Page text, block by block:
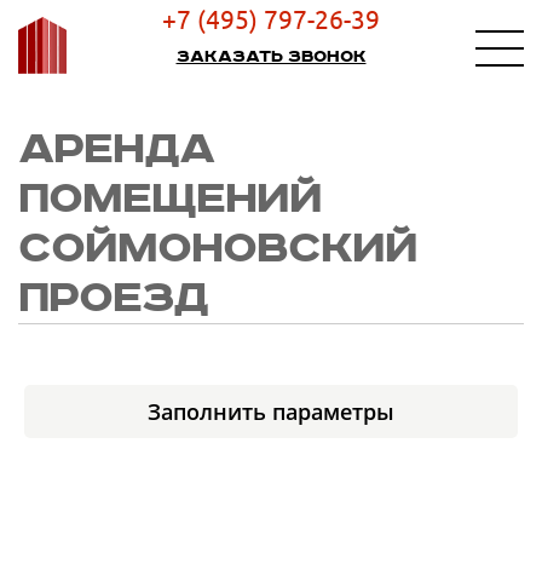
+7 (495) 797-26-39
Заказать звонок
АРЕНДА
ПОМЕЩЕНИЙ
СОЙМОНОВСКИЙ
ПРОЕЗД
Заполнить параметры